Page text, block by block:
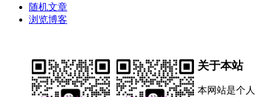
随机文章
浏览博客
关于本站
本网站是个人